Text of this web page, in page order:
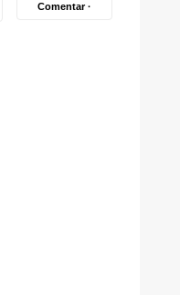
Comentar ·